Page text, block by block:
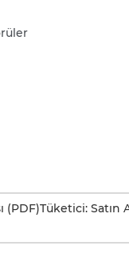
(PDF)Tüketici: Satın